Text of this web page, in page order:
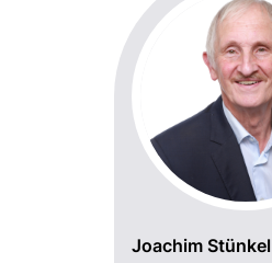
Joachim Stünkel